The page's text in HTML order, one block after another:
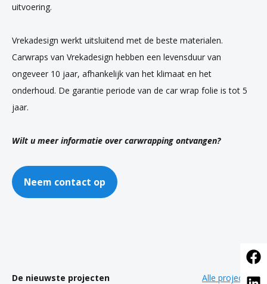
uitvoering.
Vrekadesign werkt uitsluitend met de beste materialen.
Carwraps van Vrekadesign hebben een levensduur van
ongeveer 10 jaar, afhankelijk van het klimaat en het
onderhoud. De garantie periode van de car wrap folie is tot 5
jaar.
Wilt u meer informatie over carwrapping ontvangen?
Neem contact op
De nieuwste projecten Alle projecten